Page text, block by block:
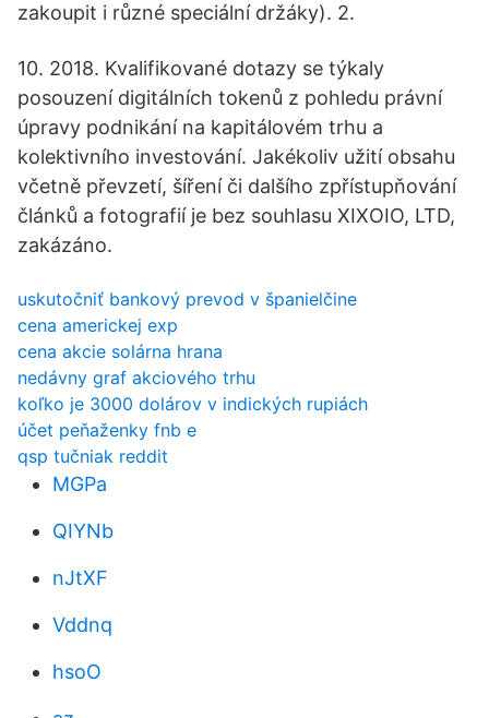
zakoupit i různé speciální držáky). 2.
10. 2018. Kvalifikované dotazy se týkaly
posouzení digitálních tokenů z pohledu právní
úpravy podnikání na kapitálovém trhu a
kolektivního investování. Jakékoliv užití obsahu
včetně převzetí, šíření či dalšího zpřístupňování
článků a fotografií je bez souhlasu XIXOIO, LTD,
zakázáno.
uskutočniť bankový prevod v španielčine
cena americkej exp
cena akcie solárna hrana
nedávny graf akciového trhu
koľko je 3000 dolárov v indických rupiách
účet peňaženky fnb e
qsp tučniak reddit
MGPa
QIYNb
nJtXF
Vddnq
hsoO